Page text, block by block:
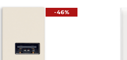
-46%